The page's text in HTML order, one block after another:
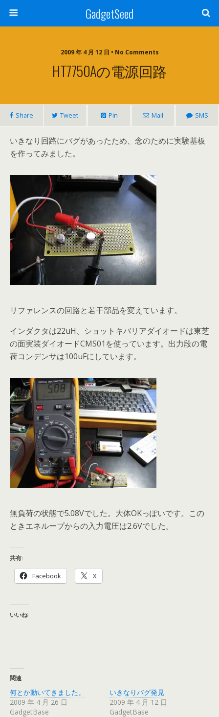
GadgetSeed
2009 年 4 月 12 日 • No Comments
HT7750Aの電源回路
Share Tweet Pin Mail SMS
いきなり回路にバグがあったため、念のために実験基板
を作ってみました。
リファレンスの回路と若干部品を変えています。
インダクタは22uH、ショットキバリアダイオードは東芝
の面実装ダイオードCMS01を使っています。出力段の電
荷コンデンサは100uFにしています。
無負荷の状態で5.08Vでした。大体OKっぽいです。この
ときエネループからの入力電圧は2.6Vでした。
共有:
Facebook X
いいね:
関連
何とか動いてきました。
2009 年 4 月 26 日
GadgetBase
いきなりバグ発見
2009 年 4 月 12 日
GadgetBase